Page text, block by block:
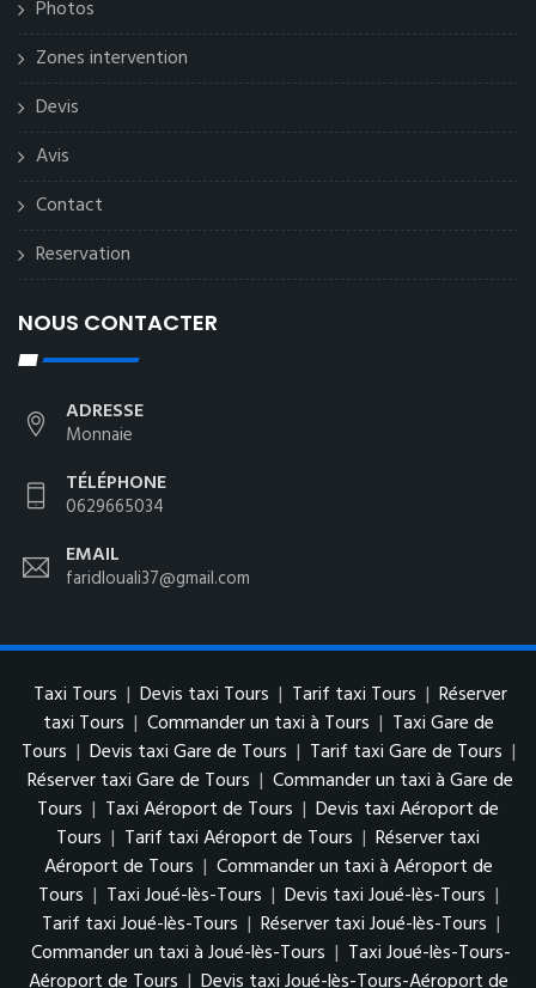
Photos
Zones intervention
Devis
Avis
Contact
Reservation
NOUS CONTACTER
ADRESSE
Monnaie
TÉLÉPHONE
0629665034
EMAIL
faridlouali37@gmail.com
Taxi Tours | Devis taxi Tours | Tarif taxi Tours | Réserver
taxi Tours | Commander un taxi à Tours | Taxi Gare de
Tours | Devis taxi Gare de Tours | Tarif taxi Gare de Tours |
Réserver taxi Gare de Tours | Commander un taxi à Gare de
Tours | Taxi Aéroport de Tours | Devis taxi Aéroport de
Tours | Tarif taxi Aéroport de Tours | Réserver taxi
Aéroport de Tours | Commander un taxi à Aéroport de
Tours | Taxi Joué-lès-Tours | Devis taxi Joué-lès-Tours |
Tarif taxi Joué-lès-Tours | Réserver taxi Joué-lès-Tours |
Commander un taxi à Joué-lès-Tours | Taxi Joué-lès-Tours-